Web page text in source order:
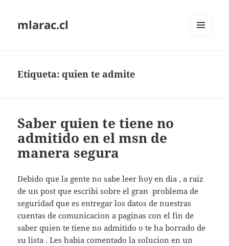
mlarac.cl
Etiqueta:quien te admite
Saber quien te tiene no
admitido en el msn de
manera segura
Debido que la gente no sabe leer hoy en dia , a raiz
de un post que escribi sobre el gran problema de
seguridad que es entregar los datos de nuestras
cuentas de comunicacion a paginas con el fin de
saber quien te tiene no admitido o te ha borrado de
su lista . Les habia comentado la solucion en un